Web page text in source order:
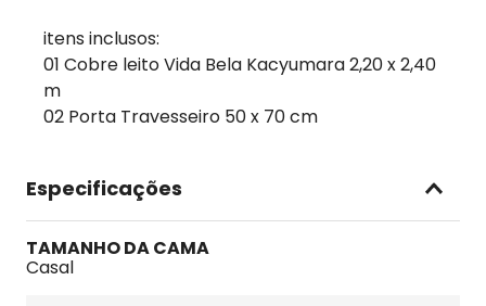
itens inclusos:
01 Cobre leito Vida Bela Kacyumara 2,20 x 2,40
m
02 Porta Travesseiro 50 x 70 cm
Especificações
TAMANHO DA CAMA
Casal